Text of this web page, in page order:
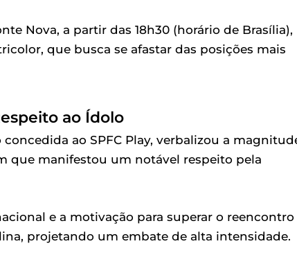
Nova, a partir das 18h30 (horário de Brasília),
que busca se afastar das posições mais
ao Ídolo
concedida ao SPFC Play, verbalizou a
que manifestou um notável respeito pela
e a motivação para superar o reencontro
projetando um embate de alta intensidade.